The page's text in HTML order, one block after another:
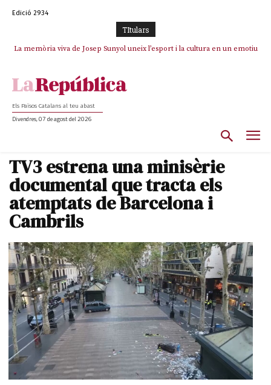
Edició 2934
TItulars
La memòria viva de Josep Sunyol uneix l’esport i la cultura en un emotiu
La “dignitat” a mitges de Marc Puigtió: renuncia a Girona pels àudios però
Els Països Catalans al teu abast
Divendres, 07 de agost del 2026
TV3 estrena una minisèrie
documental que tracta els
atemptats de Barcelona i
Cambrils